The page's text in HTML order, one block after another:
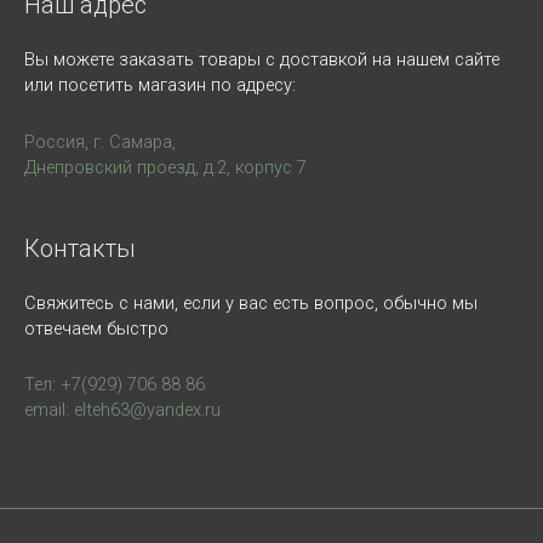
Вы можете заказать товары с доставкой на нашем сайте
или посетить магазин по адресу:
Россия, г. Самара,
Днепровский проезд, д.2, корпус 7
Контакты
Свяжитесь с нами, если у вас есть вопрос, обычно мы
отвечаем быстро
Тел: +7(929) 706 88 86
email: elteh63@yandex.ru